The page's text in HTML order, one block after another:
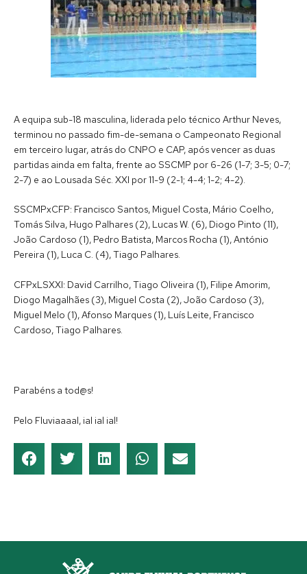
A equipa sub-18 masculina, liderada pelo técnico Arthur Neves,
terminou no passado fim-de-semana o Campeonato Regional
em terceiro lugar, atrás do CNPO e CAP, após vencer as duas
partidas ainda em falta, frente ao SSCMP por 6-26 (1-7; 3-5; 0-7;
2-7) e ao Lousada Séc. XXI por 11-9 (2-1; 4-4; 1-2; 4-2).
SSCMPxCFP: Francisco Santos, Miguel Costa, Mário Coelho,
Tomás Silva, Hugo Palhares (2), Lucas W. (6), Diogo Pinto (11),
João Cardoso (1), Pedro Batista, Marcos Rocha (1), António
Pereira (1), Luca C. (4), Tiago Palhares.
CFPxLSXXI: David Carrilho, Tiago Oliveira (1), Filipe Amorim,
Diogo Magalhães (3), Miguel Costa (2), João Cardoso (3),
Miguel Melo (1), Afonso Marques (1), Luís Leite, Francisco
Cardoso, Tiago Palhares.
Parabéns a tod@s!
Pelo Fluviaaaal, ial ial ial!